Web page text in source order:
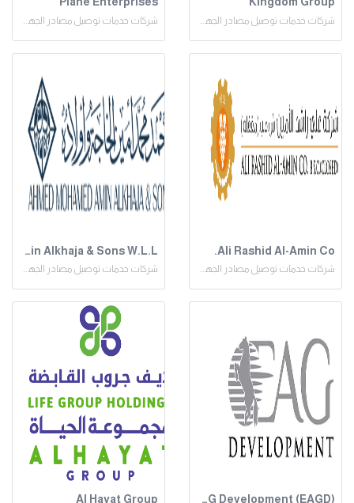
Ahmed Mohamed Amin Alkhaja & Sons W.L.L. Ali Rashid Al-Amin Co.
Al Hayat Group EAG Development (EAGD)